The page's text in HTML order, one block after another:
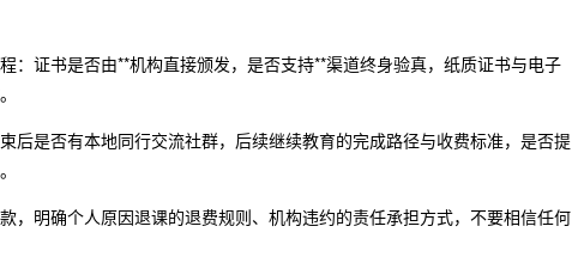
：证书是否由**机构直接颁发，是否支持**渠道终身验真，纸质证书与电子
后是否有本地同行交流社群，后续继续教育的完成路径与收费标准，是否提
，明确个人原因退课的退费规则、机构违约的责任承担方式，不要相信任何